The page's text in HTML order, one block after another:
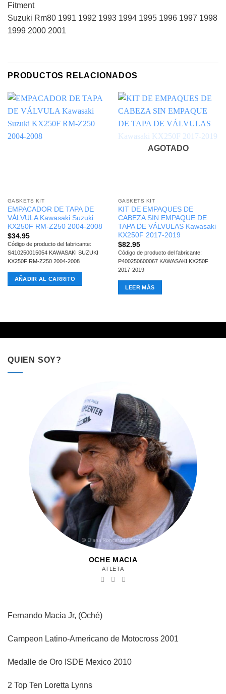
Fitment
Suzuki Rm80 1991 1992 1993 1994 1995 1996 1997 1998
1999 2000 2001
PRODUCTOS RELACIONADOS
GASKETS KIT
EMPACADOR DE TAPA DE
VÁLVULA Kawasaki Suzuki
KX250F RM-Z250 2004-2008
$34.95
Código de producto del fabricante:
S410250015054 KAWASAKI SUZUKI
KX250F RM-Z250 2004-2008
AÑADIR AL CARRITO
AGOTADO
GASKETS KIT
KIT DE EMPAQUES DE
CABEZA SIN EMPAQUE DE
TAPA DE VÁLVULAS Kawasaki
KX250F 2017-2019
$82.95
Código de producto del fabricante:
P400250600067 KAWASAKI KX250F
2017-2019
LEER MÁS
QUIEN SOY?
OCHE MACIA
ATLETA
Fernando Macia Jr, (Oché)
Campeon Latino-Americano de Motocross 2001
Medalle de Oro ISDE Mexico 2010
2 Top Ten Loretta Lynns